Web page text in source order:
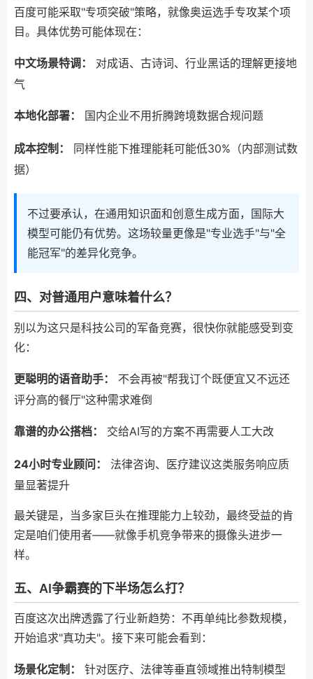
百度可能采取"专项突破"策略，就像奥运选手专攻某个项
目。具体优势可能体现在：
中文场景特调：
对成语、古诗词、行业黑话的理解更接地
气
本地化部署： 国内企业不用折腾跨境数据合规问题
成本控制：
同样性能下推理能耗可能低30%（内部测试数
据）
不过要承认，在通用知识面和创意生成方面，国际大
模型可能仍有优势。这场较量更像是"专业选手"与"全
能冠军"的差异化竞争。
四、对普通用户意味着什么？
别以为这只是科技公司的军备竞赛，很快你就能感受到变
化：
更聪明的语音助手：
不会再被"帮我订个既便宜又不远还
评分高的餐厅"这种需求难倒
靠谱的办公搭档： 交给AI写的方案不再需要人工大改
24小时专业顾问：
法律咨询、医疗建议这类服务响应质
量显著提升
最关键是，当多家巨头在推理能力上较劲，最终受益的肯
定是咱们使用者——就像手机竞争带来的摄像头进步一
样。
五、AI争霸赛的下半场怎么打？
百度这次出牌透露了行业新趋势：不再单纯比参数规模，
开始追求"真功夫"。接下来可能会看到：
场景化定制： 针对医疗、法律等垂直领域推出特制模型